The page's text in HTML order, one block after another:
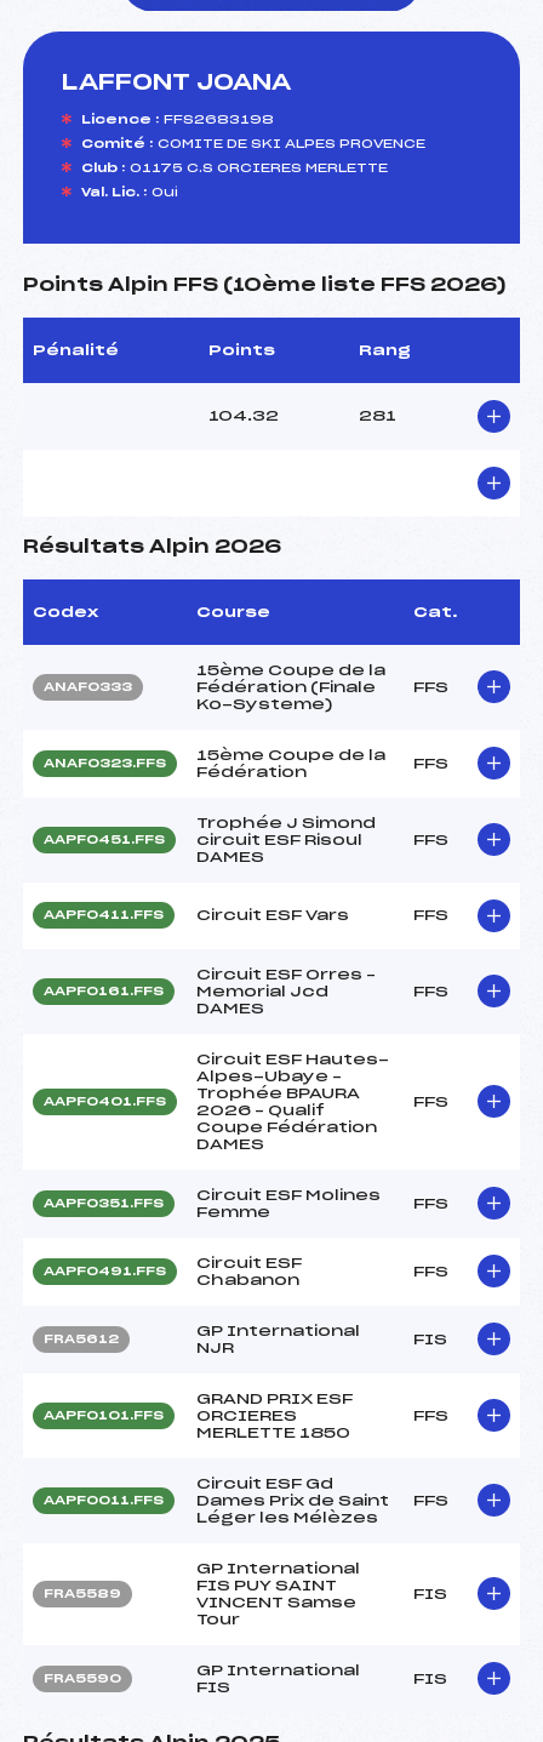
LAFFONT JOANA
Licence : FFS2683198
Comité : COMITE DE SKI ALPES PROVENCE
Club : 01175 C.S ORCIERES MERLETTE
Val. Lic. : Oui
Points Alpin FFS (10ème liste FFS 2026)
Pénalité Points Rang
104.32 281
Résultats Alpin 2026
Codex Course Cat.
ANAF0333
15ème Coupe de la
Fédération (Finale
Ko-Systeme)
FFS
ANAF0323.FFS
15ème Coupe de la
Fédération
FFS
AAPF0451.FFS
Trophée J Simond
circuit ESF Risoul
DAMES
FFS
AAPF0411.FFS Circuit ESF Vars FFS
AAPF0161.FFS
Circuit ESF Orres –
Memorial Jcd
DAMES
FFS
AAPF0401.FFS
Circuit ESF Hautes-
Alpes-Ubaye –
Trophée BPAURA
2026 – Qualif
Coupe Fédération
DAMES
FFS
AAPF0351.FFS
Circuit ESF Molines
Femme
FFS
AAPF0491.FFS
Circuit ESF
Chabanon
FFS
FRA5612
GP International
NJR
FIS
AAPF0101.FFS
GRAND PRIX ESF
ORCIERES
MERLETTE 1850
FFS
AAPF0011.FFS
Circuit ESF Gd
Dames Prix de Saint
Léger les Mélèzes
FFS
FRA5589
GP International
FIS PUY SAINT
VINCENT Samse
Tour
FIS
FRA5590
GP International
FIS
FIS